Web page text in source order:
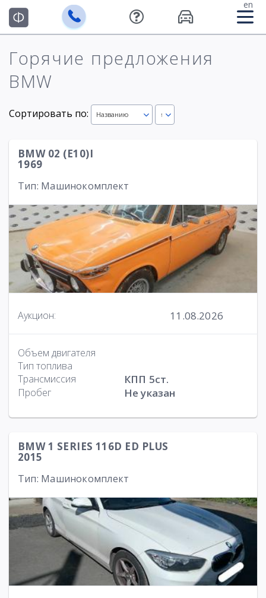
en
Горячие предложения
BMW
Сортировать по: Названию ↑
BMW 02 (E10)I
1969
Тип: Машинокомплект
Аукцион: 11.08.2026
Объем двигателя
Тип топлива
Трансмиссия
КПП 5ст.
Пробег Не указан
BMW 1 SERIES 116D ED PLUS
2015
Тип: Машинокомплект